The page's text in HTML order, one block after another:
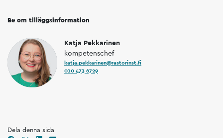
Be om tilläggsinformation
Katja Pekkarinen
kompetenschef
katja.pekkarinen@rastorinst.fi
010 473 6729
Dela denna sida